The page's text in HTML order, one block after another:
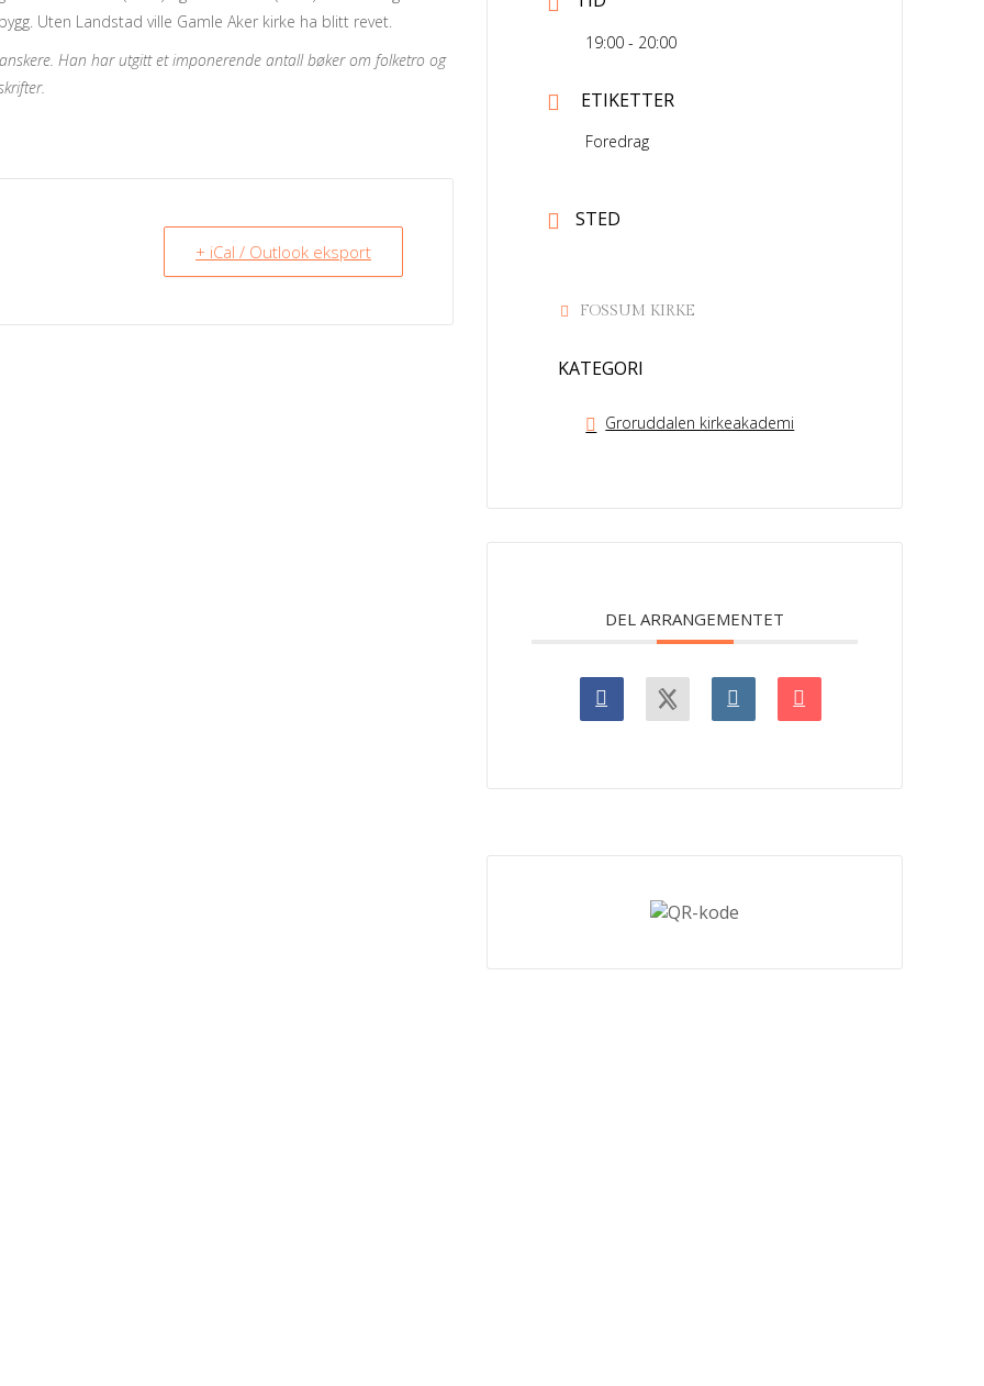
Uten Landstad ville Gamle Aker kirke ha blitt revet.
Han har utgitt et imponerende antall bøker om folketro og
+ iCal / Outlook eksport
19:00 - 20:00
ETIKETTER
Foredrag
STED
FOSSUM KIRKE
KATEGORI
Groruddalen kirkeakademi
DEL ARRANGEMENTET